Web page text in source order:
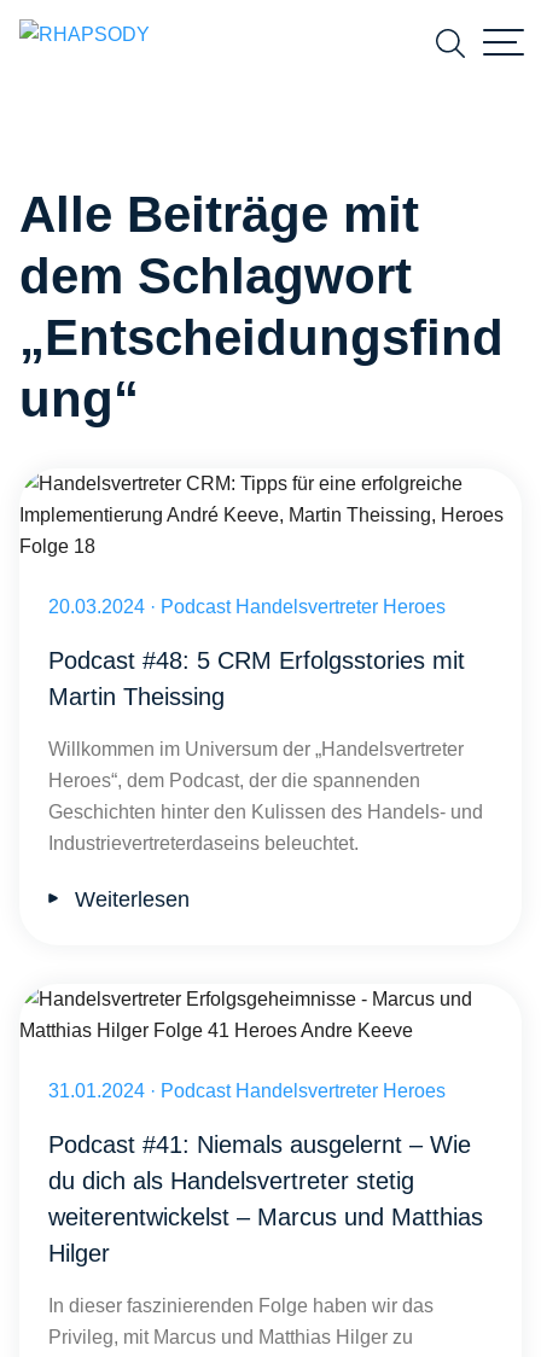
Suchen
Alle Beiträge mit
dem Schlagwort
„Entscheidungsfind
ung“
Veröffentlicht am 20.03.2024
20.03.2024 · Podcast Handelsvertreter Heroes
Podcast #48: 5 CRM Erfolgsstories mit
Martin Theissing
Willkommen im Universum der „Handelsvertreter
Heroes“, dem Podcast, der die spannenden
Geschichten hinter den Kulissen des Handels- und
Industrievertreterdaseins beleuchtet.
Weiterlesen
Veröffentlicht am 31.01.2024
31.01.2024 · Podcast Handelsvertreter Heroes
Podcast #41: Niemals ausgelernt – Wie
du dich als Handelsvertreter stetig
weiterentwickelst – Marcus und Matthias
Hilger
In dieser faszinierenden Folge haben wir das
Privileg, mit Marcus und Matthias Hilger zu